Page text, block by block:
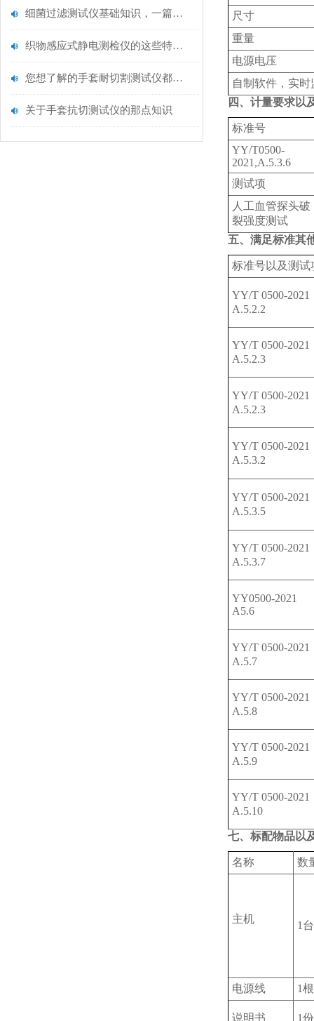
细菌过滤测试仪基础知识，一篇搞定
织物感应式静电测检仪的这些特点很少有人都知道
您想了解的手套耐切割测试仪都在这里了
关于手套抗切测试仪的那点知识
尺寸
重量
电源电压
自制软件，实
四、计量要求以
标准号
YY/T0500-
2021,A.5.3.6
测试项
人工血管探头破
裂强度测试
五、满足标准其
标准号以及测试
YY/T 0500-2021
A.5.2.2
YY/T 0500-2021
A.5.2.3
YY/T 0500-2021
A.5.2.3
YY/T 0500-2021
A.5.3.2
YY/T 0500-2021
A.5.3.5
YY/T 0500-2021
A.5.3.7
YY0500-2021
A5.6
YY/T 0500-2021
A.5.7
YY/T 0500-2021
A.5.8
YY/T 0500-2021
A.5.9
YY/T 0500-2021
A.5.10
七、标配物品以
名称 数
主机
1台
电源线 1根
说明书 1份